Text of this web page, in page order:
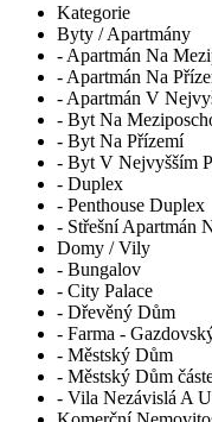
Kategorie
Byty / Apartmány
- Apartmán Na
- Apartmán Na
- Apartmán V
- Byt Na
- Byt Na Přízemí
- Byt V Nejvyšším
- Duplex
- Penthouse Duplex
- Střešní Apartmán
Domy / Vily
- Bungalov
- City Palace
- Dřevěný Dům
- Farma -
- Městský Dům
- Městský Dům
- Vila Nezávislá A